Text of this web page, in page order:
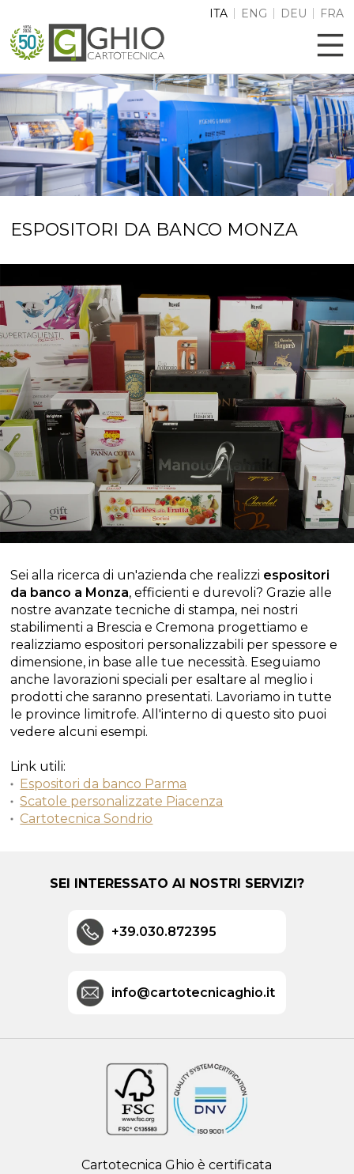
ITA ENG DEU FRA
ESPOSITORI DA BANCO MONZA
Sei alla ricerca di un'azienda che realizzi espositori
da banco a Monza, efficienti e durevoli? Grazie alle
nostre avanzate tecniche di stampa, nei nostri
stabilimenti a Brescia e Cremona progettiamo e
realizziamo espositori personalizzabili per spessore e
dimensione, in base alle tue necessità. Eseguiamo
anche lavorazioni speciali per esaltare al meglio i
prodotti che saranno presentati. Lavoriamo in tutte
le province limitrofe. All'interno di questo sito puoi
vedere alcuni esempi.
Link utili:
Espositori da banco Parma
Scatole personalizzate Piacenza
Cartotecnica Sondrio
Cartotecnica Ghio è certificata
SEI INTERESSATO AI NOSTRI SERVIZI?
+39.030.872395
info@cartotecnicaghio.it
Informativa sulla raccolta
Le tue preferenze relative alla privacy